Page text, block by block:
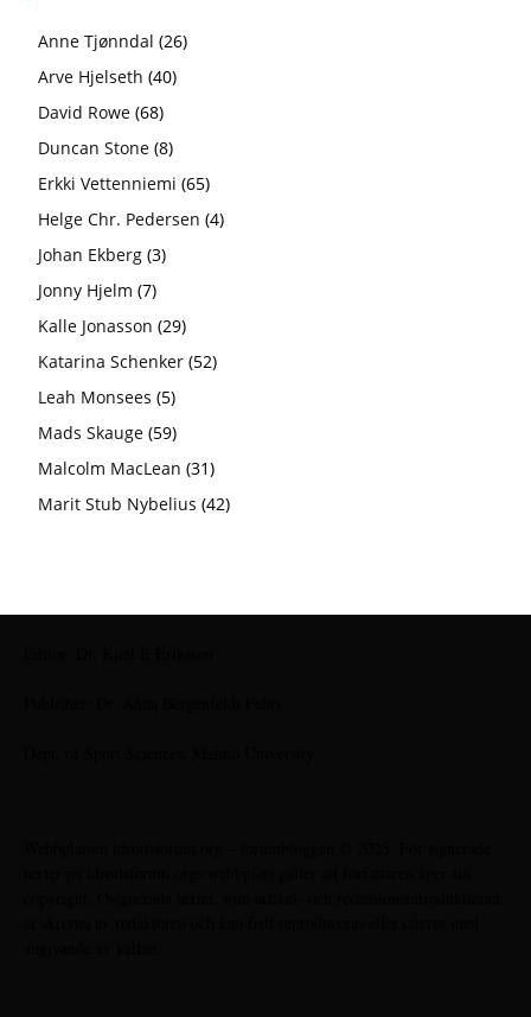
Anne Tjønndal (26)
Arve Hjelseth (40)
David Rowe (68)
Duncan Stone (8)
Erkki Vetten­­niemi (65)
Helge Chr. Pedersen (4)
Johan Ekberg (3)
Jonny Hjelm (7)
Kalle Jonasson (29)
Katarina Schenker (52)
Leah Monsees (5)
Mads Skauge (59)
Malcolm MacLean (31)
Marit Stub Nybelius (42)